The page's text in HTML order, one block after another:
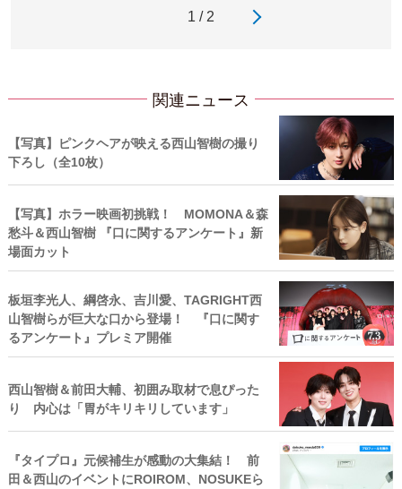
1 / 2
関連ニュース
【写真】ピンクヘアが映える西山智樹の撮り
下ろし（全10枚）
【写真】ホラー映画初挑戦！ MOMONA＆森
愁斗＆西山智樹 『口に関するアンケート』新
場面カット
板垣李光人、綱啓永、吉川愛、TAGRIGHT西
山智樹らが巨大な口から登場！ 『口に関す
るアンケート』プレミア開催
西山智樹＆前田大輔、初囲み取材で息ぴった
り 内心は「胃がキリキリしています」
『タイプロ』元候補生が感動の大集結！ 前
田＆西山のイベントにROIROM、NOSUKEら